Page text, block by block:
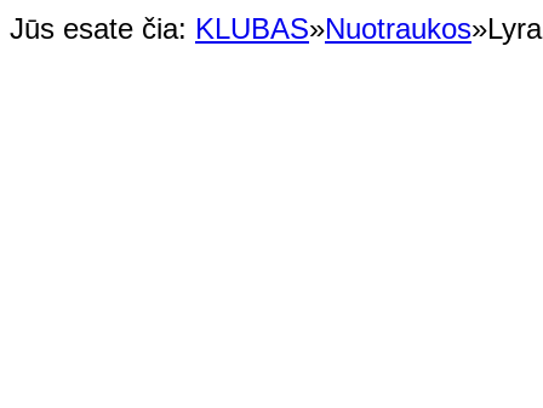
Jūs esate čia: KLUBAS»Nuotraukos»